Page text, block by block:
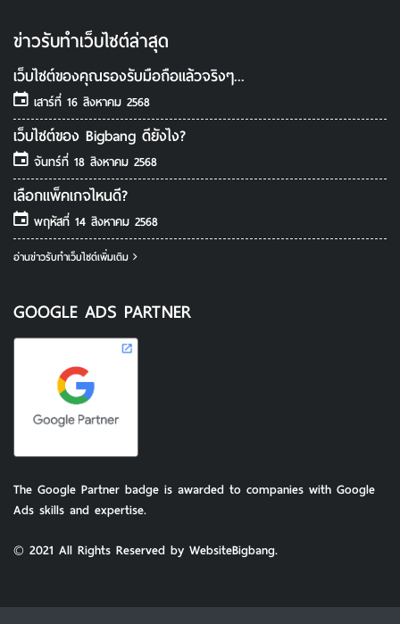
ข่าวรับทําเว็บไซต์ล่าสุด
เว็บไซต์ของคุณรองรับมือถือแล้วจริงๆ...
เสาร์ที่ 16 สิงหาคม 2568
เว็บไซต์ของ Bigbang ดียังไง?
จันทร์ที่ 18 สิงหาคม 2568
เลือกแพ็คเกจไหนดี?
พฤหัสที่ 14 สิงหาคม 2568
อ่านข่าวรับทําเว็บไซต์เพิ่มเติม
GOOGLE ADS PARTNER
The Google Partner badge is awarded to companies with Google
Ads skills and expertise.
© 2021 All Rights Reserved by WebsiteBigbang.